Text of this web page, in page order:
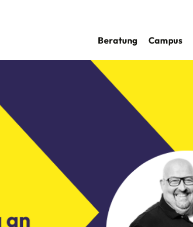
Beratung
Campus